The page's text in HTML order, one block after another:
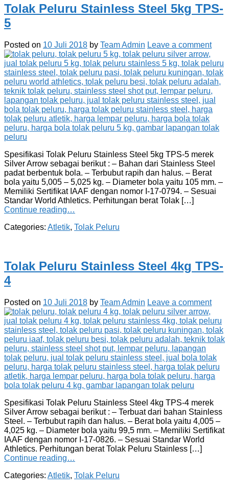
Tolak Peluru Stainless Steel 5kg TPS-
5
Posted on 10 Juli 2018 by Team Admin Leave a comment
Spesifikasi Tolak Peluru Stainless Steel 5kg TPS-5 merek
Silver Arrow sebagai berikut : – Bahan dari Stainless Steel
padat berbentuk bola. – Terbubut rapih dan halus. – Berat
bola yaitu 5,005 – 5,025 kg. – Diameter bola yaitu 105 mm. –
Memiliki Sertifikat IAAF dengan nomor I-17-0794. – Sesuai
Standar World Athletics. Perhitungan berat Tolak […]
Continue reading…
Categories: Atletik, Tolak Peluru
Tolak Peluru Stainless Steel 4kg TPS-
4
Posted on 10 Juli 2018 by Team Admin Leave a comment
Spesifikasi Tolak Peluru Stainless Steel 4kg TPS-4 merek
Silver Arrow sebagai berikut : – Terbuat dari bahan Stainless
Steel. – Terbubut rapih dan halus. – Berat bola yaitu 4,005 –
4,025 kg. – Diameter bola yaitu 99,5 mm. – Memiliki Sertifikat
IAAF dengan nomor I-17-0826. – Sesuai Standar World
Athletics. Perhitungan berat Tolak Peluru Stainless […]
Continue reading…
Categories: Atletik, Tolak Peluru